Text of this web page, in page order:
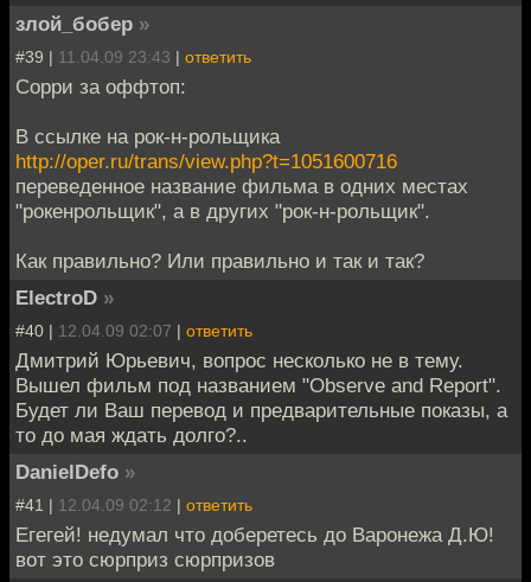
злой_бобер »
#39 | 11.04.09 23:43 | ответить
Сорри за оффтоп:
В ссылке на рок-н-рольщика
http://oper.ru/trans/view.php?t=1051600716
переведенное название фильма в одних местах
"рокенрольщик", а в других "рок-н-рольщик".
Как правильно? Или правильно и так и так?
ElectroD »
#40 | 12.04.09 02:07 | ответить
Дмитрий Юрьевич, вопрос несколько не в тему.
Вышел фильм под названием "Observe and Report".
Будет ли Ваш перевод и предварительные показы, а
то до мая ждать долго?..
DanielDefo »
#41 | 12.04.09 02:12 | ответить
Егегей! недумал что доберетесь до Варонежа Д.Ю!
вот это сюрприз сюрпризов